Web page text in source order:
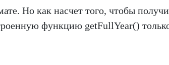
Но как насчет того, чтобы
функцию getFullYear()